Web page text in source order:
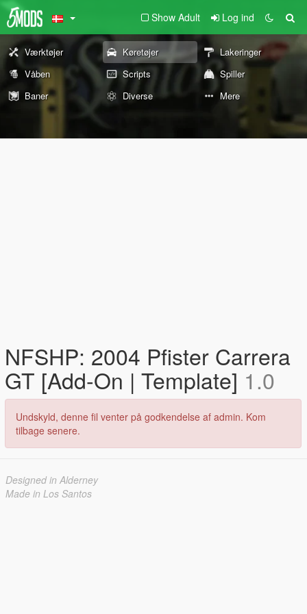
Show Adult Log ind
Værktøjer Køretøjer
Lakeringer
Våben
Scripts
Spiller
Baner
Diverse Mere
NFSHP: 2004 Pfister Carrera
GT [Add-On | Template] 1.0
Undskyld, denne fil venter på godkendelse af admin. Kom
tilbage senere.
Designed in Alderney
Made in Los Santos